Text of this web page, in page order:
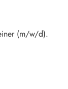
(m/w/d).